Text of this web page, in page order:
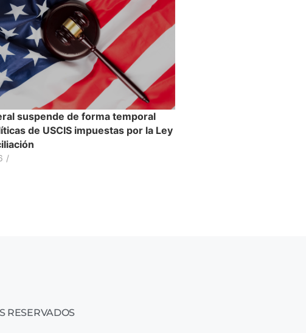
suspende de forma temporal
de USCIS impuestas por la Ley
/
RESERVADOS